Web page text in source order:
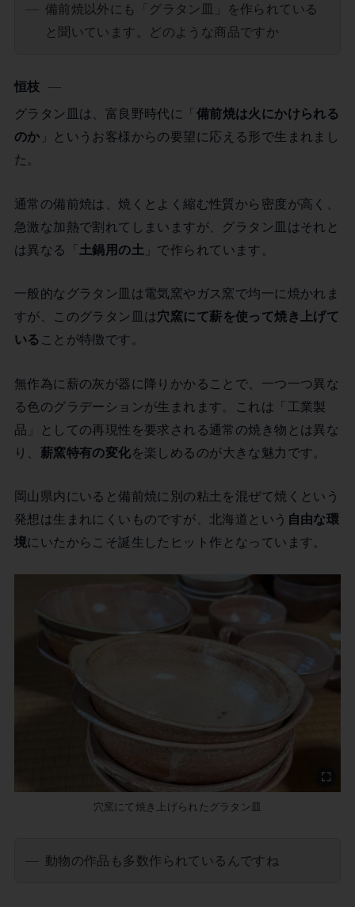
備前焼以外にも「グラタン皿」を作られている
と聞いています。どのような商品ですか
恒枝
グラタン皿は、富良野時代に「 備前焼は火にかけられる
のか 」というお客様からの要望に応える形で生まれまし
た。
通常の備前焼は、焼くとよく縮む性質から密度が高く、
急激な加熱で割れてしまいますが、グラタン皿はそれと
は異なる「 土鍋用の土 」で作られています。
一般的なグラタン皿は電気窯やガス窯で均一に焼かれま
すが、このグラタン皿は穴窯にて薪を使って焼き上げて
いる ことが特徴です。
無作為に薪の灰が器に降りかかることで、一つ一つ異な
る色のグラデーションが生まれます。これは「工業製
品」としての再現性を要求される通常の焼き物とは異な
り、 薪窯特有の変化を楽しめるのが大きな魅力です。
岡山県内にいると備前焼に別の粘土を混ぜて焼くという
発想は生まれにくいものですが、北海道という 自由な環
境にいたからこそ誕生したヒット作となっています。
穴窯にて焼き上げられたグラタン皿
動物の作品も多数作られているんですね